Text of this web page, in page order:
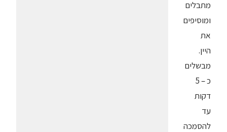
מתבלים
ומוסיפים
את
היין.
מבשלים
כ – 5
דקות
עד
להסמכה